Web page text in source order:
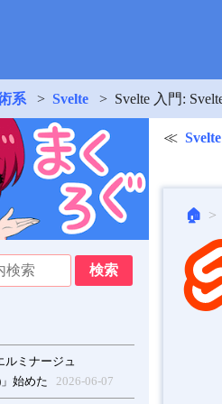
系 Svelte Svelte 入門:
ルミナージュ
始めた
2026-06-07
🏠